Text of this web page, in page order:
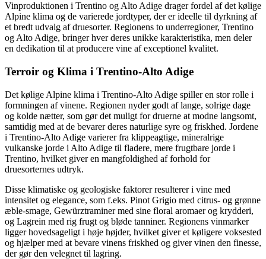
Vinproduktionen i Trentino og Alto Adige drager fordel af det kølige
Alpine klima og de varierede jordtyper, der er ideelle til dyrkning af
et bredt udvalg af druesorter. Regionens to underregioner, Trentino
og Alto Adige, bringer hver deres unikke karakteristika, men deler
en dedikation til at producere vine af exceptionel kvalitet.
Terroir og Klima i Trentino-Alto Adige
Det kølige Alpine klima i Trentino-Alto Adige spiller en stor rolle i
formningen af vinene. Regionen nyder godt af lange, solrige dage
og kolde nætter, som gør det muligt for druerne at modne langsomt,
samtidig med at de bevarer deres naturlige syre og friskhed. Jordene
i Trentino-Alto Adige varierer fra klippeagtige, mineralrige
vulkanske jorde i Alto Adige til fladere, mere frugtbare jorde i
Trentino, hvilket giver en mangfoldighed af forhold for
druesorternes udtryk.
Disse klimatiske og geologiske faktorer resulterer i vine med
intensitet og elegance, som f.eks. Pinot Grigio med citrus- og grønne
æble-smage, Gewürztraminer med sine floral aromaer og krydderi,
og Lagrein med rig frugt og bløde tanniner. Regionens vinmarker
ligger hovedsageligt i høje højder, hvilket giver et køligere voksested
og hjælper med at bevare vinens friskhed og giver vinen den finesse,
der gør den velegnet til lagring.